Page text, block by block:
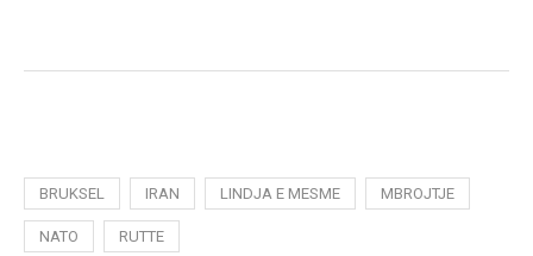
BRUKSEL IRAN LINDJA E MESME MBROJTJE
NATO RUTTE